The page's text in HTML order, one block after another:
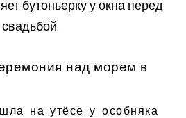
над морем в
на утёсе у особняка